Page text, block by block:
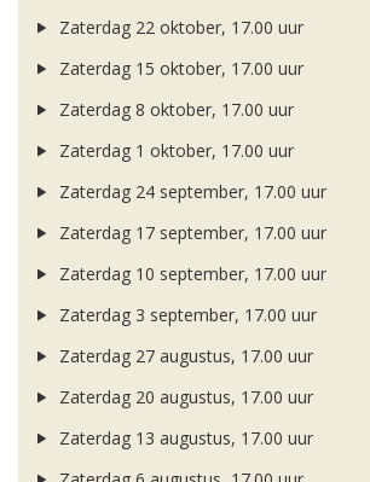
Zaterdag 22 oktober, 17.00 uur
Zaterdag 15 oktober, 17.00 uur
Zaterdag 8 oktober, 17.00 uur
Zaterdag 1 oktober, 17.00 uur
Zaterdag 24 september, 17.00 uur
Zaterdag 17 september, 17.00 uur
Zaterdag 10 september, 17.00 uur
Zaterdag 3 september, 17.00 uur
Zaterdag 27 augustus, 17.00 uur
Zaterdag 20 augustus, 17.00 uur
Zaterdag 13 augustus, 17.00 uur